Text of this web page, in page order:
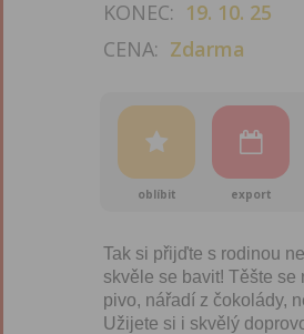
KONEC: 19. 10. 25
CENA: Zdarma
oblíbit export
Tak si přijďte s rodinou
skvěle se bavit! Těšte se
pivo, nářadí z čokolády,
Užijete si i skvělý